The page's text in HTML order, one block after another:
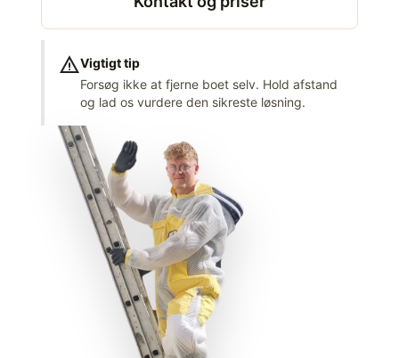
warningVigtigt tip
Forsøg ikke at fjerne boet selv. Hold afstand
og lad os vurdere den sikreste løsning.